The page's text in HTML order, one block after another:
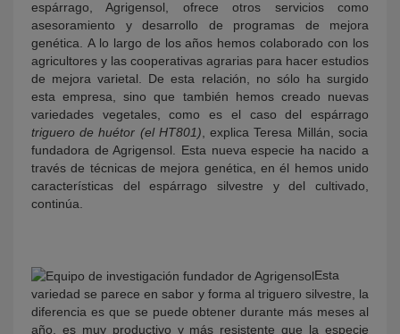
espárrago, Agrigensol, ofrece otros servicios como
asesoramiento y desarrollo de programas de mejora
genética. A lo largo de los años hemos colaborado con los
agricultores y las cooperativas agrarias para hacer estudios
de mejora varietal. De esta relación, no sólo ha surgido
esta empresa, sino que también hemos creado nuevas
variedades vegetales, como es el caso del espárrago
triguero de huétor (el HT801) , explica Teresa Millán, socia
fundadora de Agrigensol. Esta nueva especie ha nacido a
través de técnicas de mejora genética, en él hemos unido
características del espárrago silvestre y del cultivado,
continúa.
Esta
variedad se parece en sabor y forma al triguero silvestre, la
diferencia es que se puede obtener durante más meses al
año, es muy productivo y más resistente que la especie